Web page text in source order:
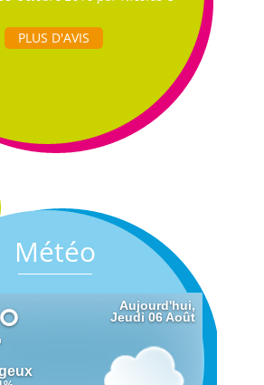
PLUS D'AVIS
Météo